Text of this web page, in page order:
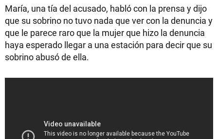
María, una tía del acusado, habló con la prensa y dijo
que su sobrino no tuvo nada que ver con la denuncia y
que le parece raro que la mujer que hizo la denuncia
haya esperado llegar a una estación para decir que su
sobrino abusó de ella.